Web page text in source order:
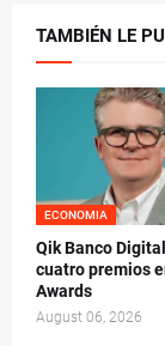
TAMBIÉN LE
ECONOMIA
Qik Banco
cuatro premios
Awards
August 06, 2026